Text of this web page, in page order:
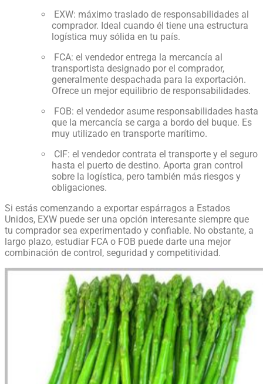
EXW: máximo traslado de responsabilidades al
comprador. Ideal cuando él tiene una estructura
logística muy sólida en tu país.
FCA: el vendedor entrega la mercancía al
transportista designado por el comprador,
generalmente despachada para la exportación.
Ofrece un mejor equilibrio de responsabilidades.
FOB: el vendedor asume responsabilidades hasta
que la mercancía se carga a bordo del buque. Es
muy utilizado en transporte marítimo.
CIF: el vendedor contrata el transporte y el seguro
hasta el puerto de destino. Aporta gran control
sobre la logística, pero también más riesgos y
obligaciones.
Si estás comenzando a exportar espárragos a Estados
Unidos, EXW puede ser una opción interesante siempre que
tu comprador sea experimentado y confiable. No obstante, a
largo plazo, estudiar FCA o FOB puede darte una mejor
combinación de control, seguridad y competitividad.